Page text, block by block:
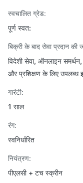
स्वचालित ग्रेड:
पूर्ण स्वत:
बिक्री के बाद सेवा प्रदान की
विदेशी सेवा, ऑनलाइन
और प्रशिक्षण के लिए उपलब्ध
गारंटी:
1 साल
रंग:
स्वनिर्धारित
नियंत्रण:
पीएलसी + टच स्क्रीन